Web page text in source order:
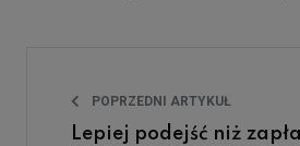
POPRZEDNI ARTYKUŁ
Lepiej podejść niż